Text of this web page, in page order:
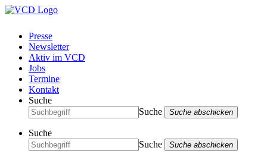
Presse
Newsletter
Aktiv im VCD
Jobs
Termine
Kontakt
Suche
Suche
Suche abschicken
Suche
Suche
Suche abschicken